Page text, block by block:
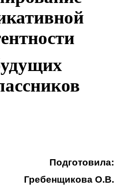
Подготовила:
Гребенщикова О.В.